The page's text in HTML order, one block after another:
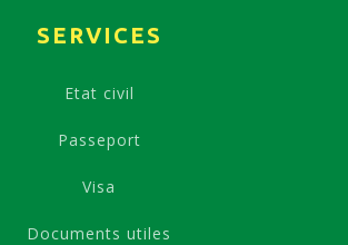
SERVICES
Etat civil
Passeport
Visa
Documents utiles